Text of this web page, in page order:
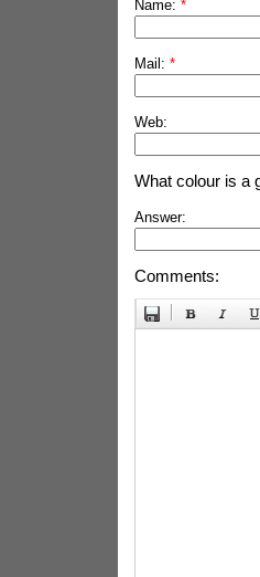
Name: *
Mail: *
Web:
What colour is a
Answer:
Comments: